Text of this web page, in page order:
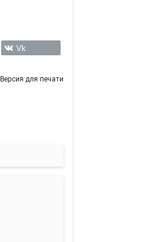
Vk
Версия для печати